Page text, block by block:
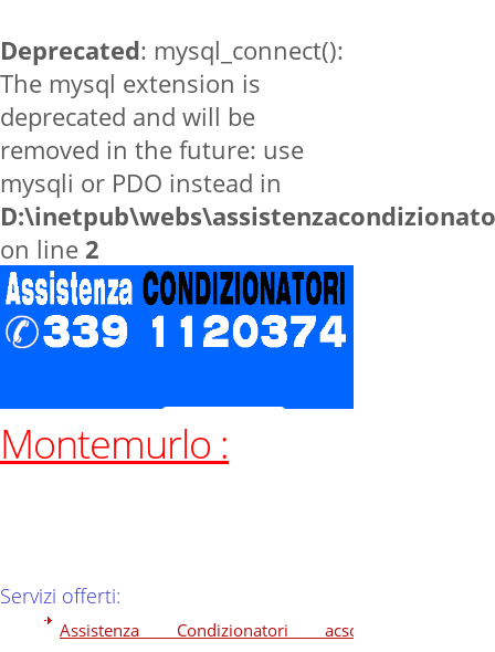
Deprecated: mysql_connect():
The mysql extension is
deprecated and will be
removed in the future: use
mysqli or PDO instead in
on line 2
Home Montemurlo
Contatti
Montemurlo :
Servizi offerti:
Assistenza Condizionatori acson